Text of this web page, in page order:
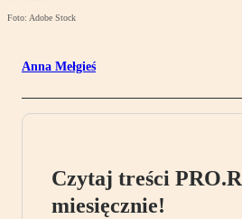
Foto: Adobe Stock
Anna Mełgieś
Czytaj treści
miesięcznie!